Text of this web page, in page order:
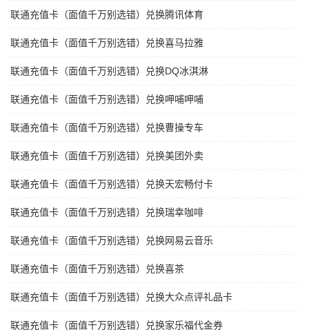
联通充值卡（面值千万别选错）兑换腾讯体育
联通充值卡（面值千万别选错）兑换喜马拉雅
联通充值卡（面值千万别选错）兑换DQ冰淇淋
联通充值卡（面值千万别选错）兑换呷哺呷哺
联通充值卡（面值千万别选错）兑换曹操专车
联通充值卡（面值千万别选错）兑换美团外卖
联通充值卡（面值千万别选错）兑换天宏畅付卡
联通充值卡（面值千万别选错）兑换瑞幸咖啡
联通充值卡（面值千万别选错）兑换网易云音乐
联通充值卡（面值千万别选错）兑换喜茶
联通充值卡（面值千万别选错）兑换大众点评礼品卡
联通充值卡（面值千万别选错）兑换家乐福代金券